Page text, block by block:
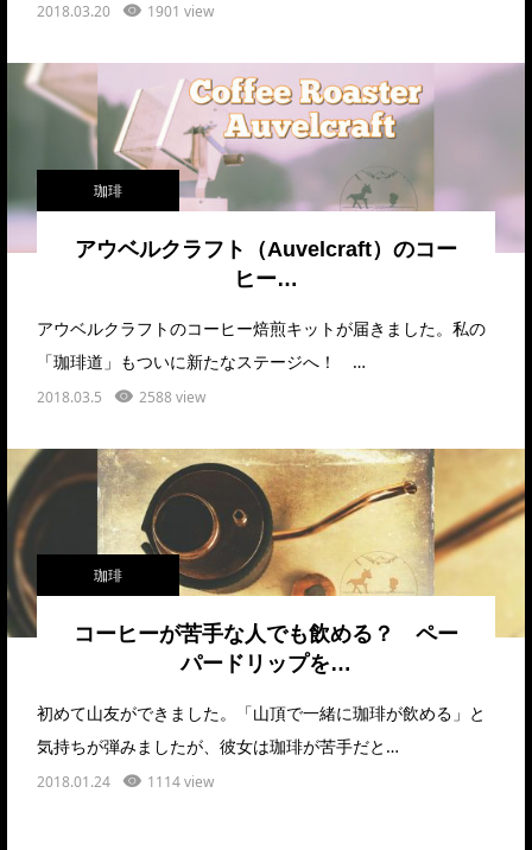
2018.03.20 1901 view
珈琲
アウベルクラフト（Auvelcraft）のコー
ヒー…
アウベルクラフトのコーヒー焙煎キットが届きました。私の
「珈琲道」もついに新たなステージへ！ …
2018.03.5 2588 view
珈琲
コーヒーが苦手な人でも飲める？ ペー
パードリップを…
初めて山友ができました。「山頂で一緒に珈琲が飲める」と
気持ちが弾みましたが、彼女は珈琲が苦手だと…
2018.01.24 1114 view